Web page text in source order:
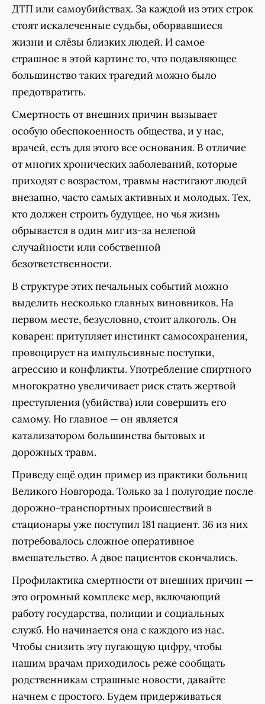
ДТП или самоубийствах. За каждой из этих строк
стоят искалеченные судьбы, оборвавшиеся
жизни и слёзы близких людей. И самое
страшное в этой картине то, что подавляющее
большинство таких трагедий можно было
предотвратить.
Смертность от внешних причин вызывает
особую обеспокоенность общества, и у нас,
врачей, есть для этого все основания. В отличие
от многих хронических заболеваний, которые
приходят с возрастом, травмы настигают людей
внезапно, часто самых активных и молодых. Тех,
кто должен строить будущее, но чья жизнь
обрывается в один миг из-за нелепой
случайности или собственной
безответственности.
В структуре этих печальных событий можно
выделить несколько главных виновников. На
первом месте, безусловно, стоит алкоголь. Он
коварен: притупляет инстинкт самосохранения,
провоцирует на импульсивные поступки,
агрессию и конфликты. Употребление спиртного
многократно увеличивает риск стать жертвой
преступления (убийства) или совершить его
самому. Но главное — он является
катализатором большинства бытовых и
дорожных травм.
Приведу ещё один пример из практики больниц
Великого Новгорода. Только за I полугодие после
дорожно-транспортных происшествий в
стационары уже поступил 181 пациент. 36 из них
потребовалось сложное оперативное
вмешательство. А двое пациентов скончались.
Профилактика смертности от внешних причин —
это огромный комплекс мер, включающий
работу государства, полиции и социальных
служб. Но начинается она с каждого из нас.
Чтобы снизить эту пугающую цифру, чтобы
нашим врачам приходилось реже сообщать
родственникам страшные новости, давайте
начнем с простого. Будем придерживаться